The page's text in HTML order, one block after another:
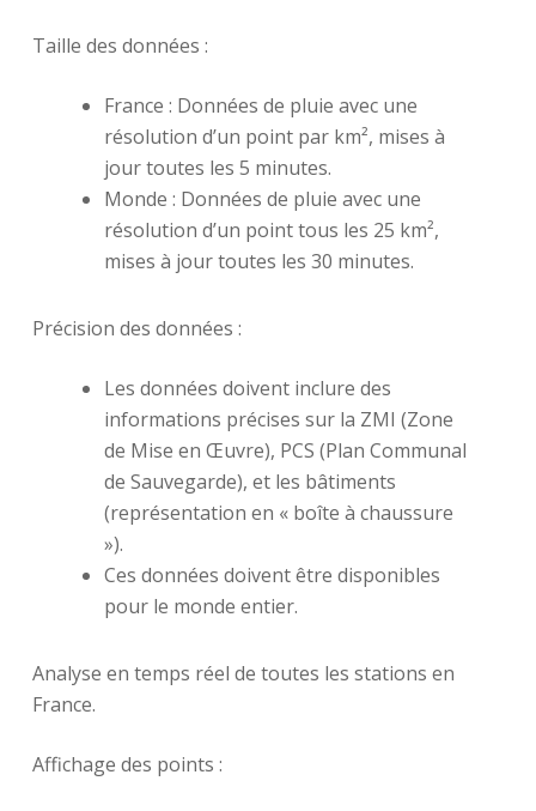
Taille des données :
France : Données de pluie avec une
résolution d’un point par km², mises à
jour toutes les 5 minutes.
Monde : Données de pluie avec une
résolution d’un point tous les 25 km²,
mises à jour toutes les 30 minutes.
Précision des données :
Les données doivent inclure des
informations précises sur la ZMI (Zone
de Mise en Œuvre), PCS (Plan Communal
de Sauvegarde), et les bâtiments
(représentation en « boîte à chaussure
»).
Ces données doivent être disponibles
pour le monde entier.
Analyse en temps réel de toutes les stations en
France.
Affichage des points :